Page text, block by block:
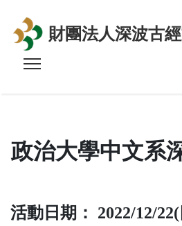
財團法人深波古
政治大學中文系
活動日期： 2022/12/